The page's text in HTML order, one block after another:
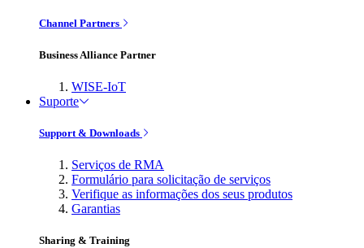
Channel Partners
Business Alliance Partner
WISE-IoT
Suporte
Support & Downloads
Serviços de RMA
Formulário para solicitação de serviços
Verifique as informações dos seus produtos
Garantias
Sharing & Training